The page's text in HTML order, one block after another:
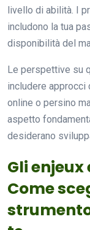
livello di abilità. I
includono la tua
disponibilità del
Le perspettive su
includere
online o persino
aspetto
desiderano
Gli
Come